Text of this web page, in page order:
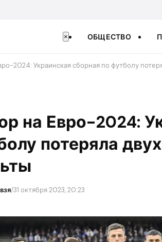
× ОБЩЕСТВО
2024: Украинская сборная по футболу
на Евро-2024:
потеряла
/31 октября 2023, 20:23